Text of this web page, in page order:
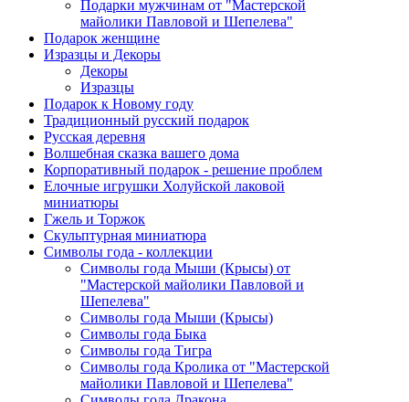
Подарки мужчинам от "Мастерской
майолики Павловой и Шепелева"
Подарок женщине
Изразцы и Декоры
Декоры
Изразцы
Подарок к Новому году
Традиционный русский подарок
Русская деревня
Волшебная сказка вашего дома
Корпоративный подарок - решение проблем
Елочные игрушки Холуйской лаковой
миниатюры
Гжель и Торжок
Скульптурная миниатюра
Символы года - коллекции
Символы года Мыши (Крысы) от
"Мастерской майолики Павловой и
Шепелева"
Символы года Мыши (Крысы)
Символы года Быка
Символы года Тигра
Символы года Кролика от "Мастерской
майолики Павловой и Шепелева"